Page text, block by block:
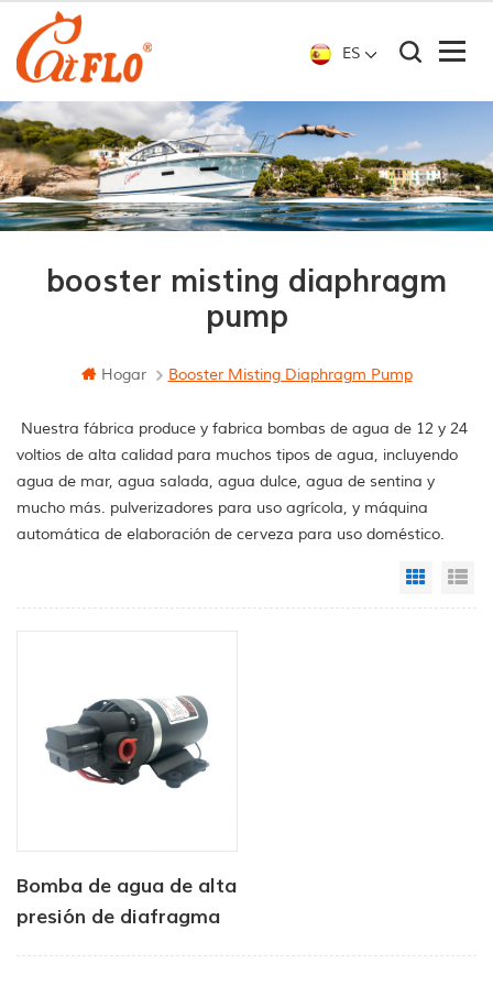
ES
booster misting diaphragm
pump
Hogar Booster Misting Diaphragm Pump
Nuestra fábrica produce y fabrica bombas de agua de 12 y 24
voltios de alta calidad para muchos tipos de agua, incluyendo
agua de mar, agua salada, agua dulce, agua de sentina y
mucho más. pulverizadores para uso agrícola, y máquina
automática de elaboración de cerveza para uso doméstico.
Grid
Bomba de agua de alta
presión de diafragma